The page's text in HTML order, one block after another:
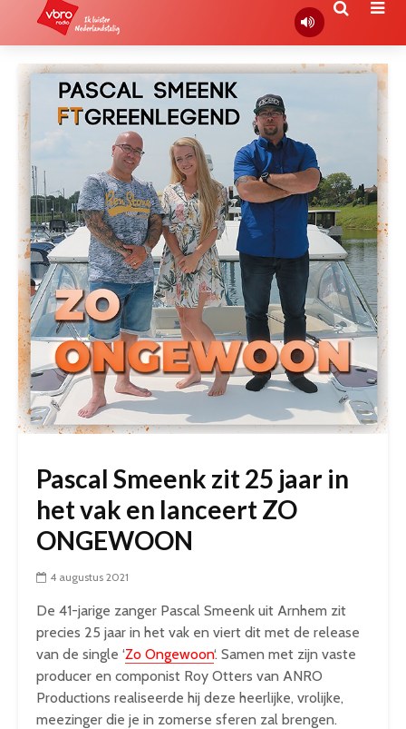
Pascal Smeenk zit 25 jaar in
het vak en lanceert ZO
ONGEWOON
4 augustus 2021
De 41-jarige zanger Pascal Smeenk uit Arnhem zit
precies 25 jaar in het vak en viert dit met de release
van de single ‘Zo Ongewoon‘. Samen met zijn vaste
producer en componist Roy Otters van ANRO
Productions realiseerde hij deze heerlijke, vrolijke,
meezinger die je in zomerse sferen zal brengen.